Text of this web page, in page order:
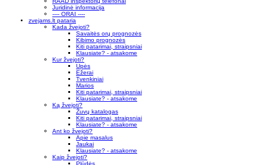
Juridinė informacija
---- ORAI ----
zvejams.lt pataria
Kada žvejoti?
Savaitės orų prognozės
Kibimo prognozės
Kiti patarimai, straipsniai
Klausiate? - atsakome
Kur žvejoti?
Upės
Ežerai
Tvenkiniai
Marios
Kiti patarimai, straipsniai
Klausiate? - atsakome
Ką žvejoti?
Žuvų katalogas
Kiti patarimai, straipsniai
Klausiate? - atsakome
Ant ko žvejoti?
Apie masalus
Jaukai
Klausiate? - atsakome
Kaip žvejoti?
Plūdės